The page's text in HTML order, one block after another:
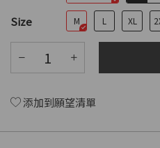
Size M L XL
添加到願望清單